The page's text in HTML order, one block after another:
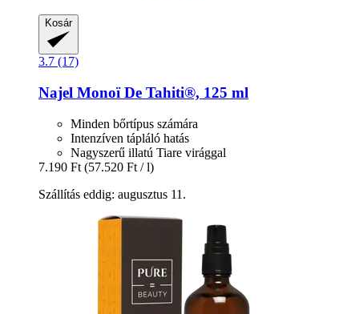
Kosár
3.7 (17)
Najel Monoï De Tahiti®, 125 ml
Minden bőrtípus számára
Intenzíven tápláló hatás
Nagyszerű illatú Tiare virággal
7.190 Ft (57.520 Ft / l)
Szállítás eddig: augusztus 11.